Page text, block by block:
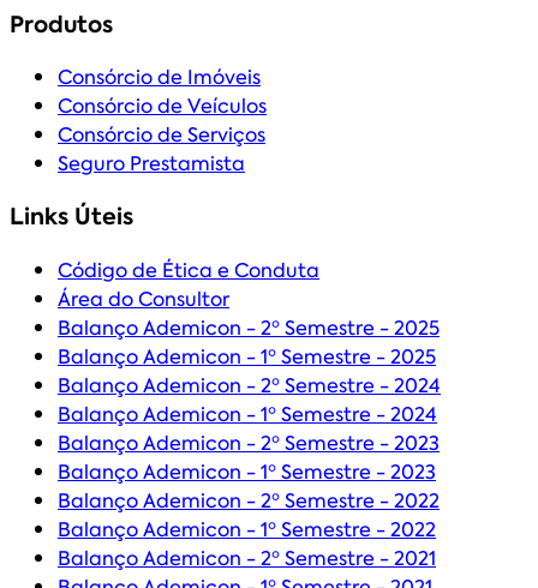
Produtos
Consórcio de Imóveis
Consórcio de Veículos
Consórcio de Serviços
Seguro Prestamista
Links Úteis
Código de Ética e Conduta
Área do Consultor
Balanço Ademicon - 2º Semestre - 2025
Balanço Ademicon - 1º Semestre - 2025
Balanço Ademicon - 2º Semestre - 2024
Balanço Ademicon - 1º Semestre - 2024
Balanço Ademicon - 2º Semestre - 2023
Balanço Ademicon - 1º Semestre - 2023
Balanço Ademicon - 2º Semestre - 2022
Balanço Ademicon - 1º Semestre - 2022
Balanço Ademicon - 2º Semestre - 2021